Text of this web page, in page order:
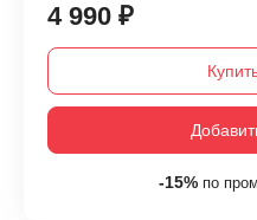
4 990 ₽
-15%по